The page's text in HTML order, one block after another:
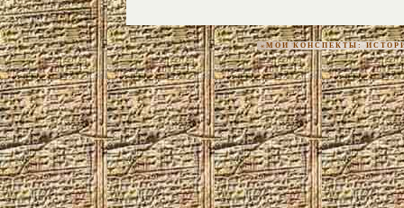
«МОИ КОНСПЕКТЫ: